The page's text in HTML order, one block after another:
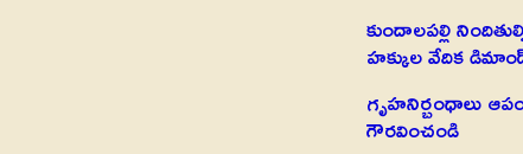
కుందాలపల్లి
హక్కుల వేదిక
గృహనిర్బంధాలు
గౌరవించండి